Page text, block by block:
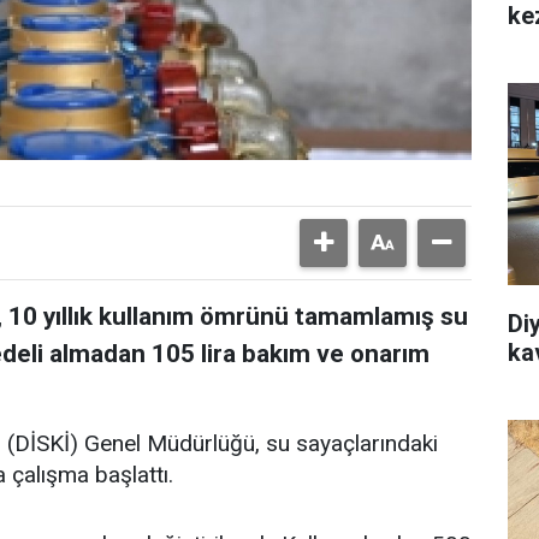
yıllık kullanım ömrünü tamamlamış su
almadan 105 lira bakım ve onarım
Genel Müdürlüğü, su sayaçlarındaki
başlattı.